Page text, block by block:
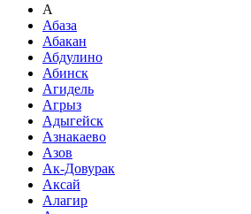
А
Абаза
Абакан
Абдулино
Абинск
Агидель
Агрыз
Адыгейск
Азнакаево
Азов
Ак-Довурак
Аксай
Алагир